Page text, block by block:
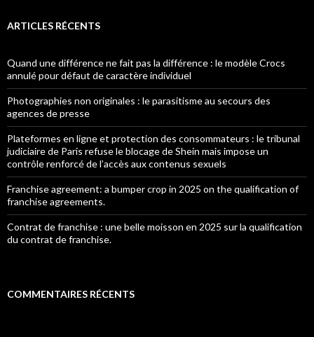
ARTICLES RÉCENTS
Quand une différence ne fait pas la différence : le modèle Crocs
annulé pour défaut de caractère individuel
Photographies non originales : le parasitisme au secours des
agences de presse
Plateformes en ligne et protection des consommateurs : le tribunal
judiciaire de Paris refuse le blocage de Shein mais impose un
contrôle renforcé de l’accès aux contenus sexuels
Franchise agreement: a bumper crop in 2025 on the qualification of
franchise agreements.
Contrat de franchise : une belle moisson en 2025 sur la qualification
du contrat de franchise.
COMMENTAIRES RÉCENTS